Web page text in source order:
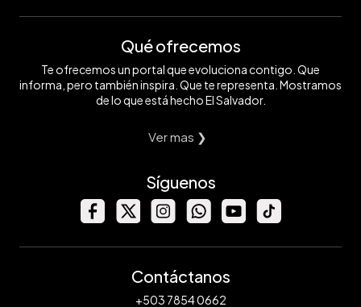
Qué ofrecemos
Te ofrecemos un portal que evoluciona contigo. Que
informa, pero también inspira. Que te representa. Mostramos
de lo que está hecho El Salvador.
Ver mas ❯
Síguenos
Contáctanos
+503 7854 0662